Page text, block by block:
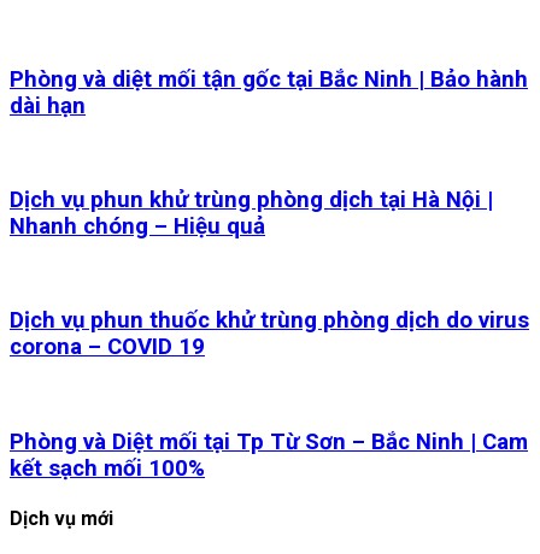
Phòng và diệt mối tận gốc tại Bắc Ninh | Bảo hành
dài hạn
Dịch vụ phun khử trùng phòng dịch tại Hà Nội |
Nhanh chóng – Hiệu quả
Dịch vụ phun thuốc khử trùng phòng dịch do virus
corona – COVID 19
Phòng và Diệt mối tại Tp Từ Sơn – Bắc Ninh | Cam
kết sạch mối 100%
Dịch vụ mới